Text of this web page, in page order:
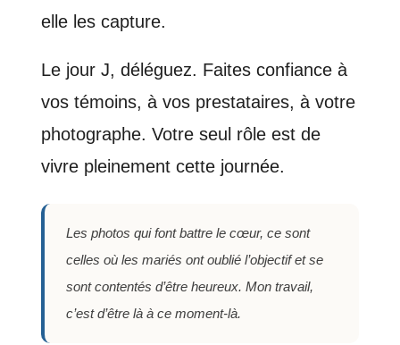
elle les capture.
Le jour J, déléguez. Faites confiance à
vos témoins, à vos prestataires, à votre
photographe. Votre seul rôle est de
vivre pleinement cette journée.
Les photos qui font battre le cœur, ce sont
celles où les mariés ont oublié l’objectif et se
sont contentés d’être heureux. Mon travail,
c’est d’être là à ce moment-là.